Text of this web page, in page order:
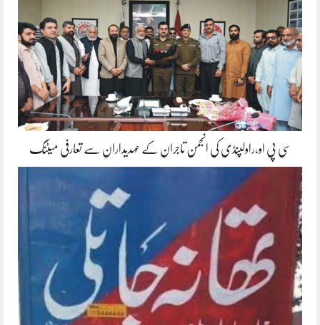
سی پی او،راولپنڈی کی انجمن تاجران کے عہدیداران سے تعارفی میٹنگ